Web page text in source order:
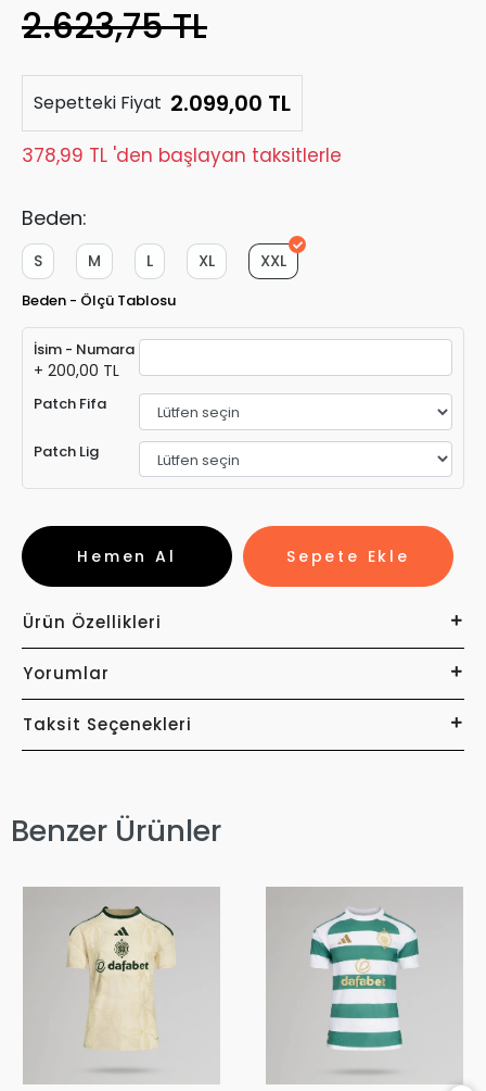
2.623,75 TL
Sepetteki Fiyat 2.099,00 TL
378,99 TL 'den başlayan taksitlerle
Beden:
XXL
XL
L
M
S
Beden - Ölçü Tablosu
İsim - Numara
+ 200,00 TL
Patch Fifa
Patch Lig
Sepete Ekle
Hemen Al
Ürün Özellikleri
Yorumlar
Taksit Seçenekleri
Benzer Ürünler